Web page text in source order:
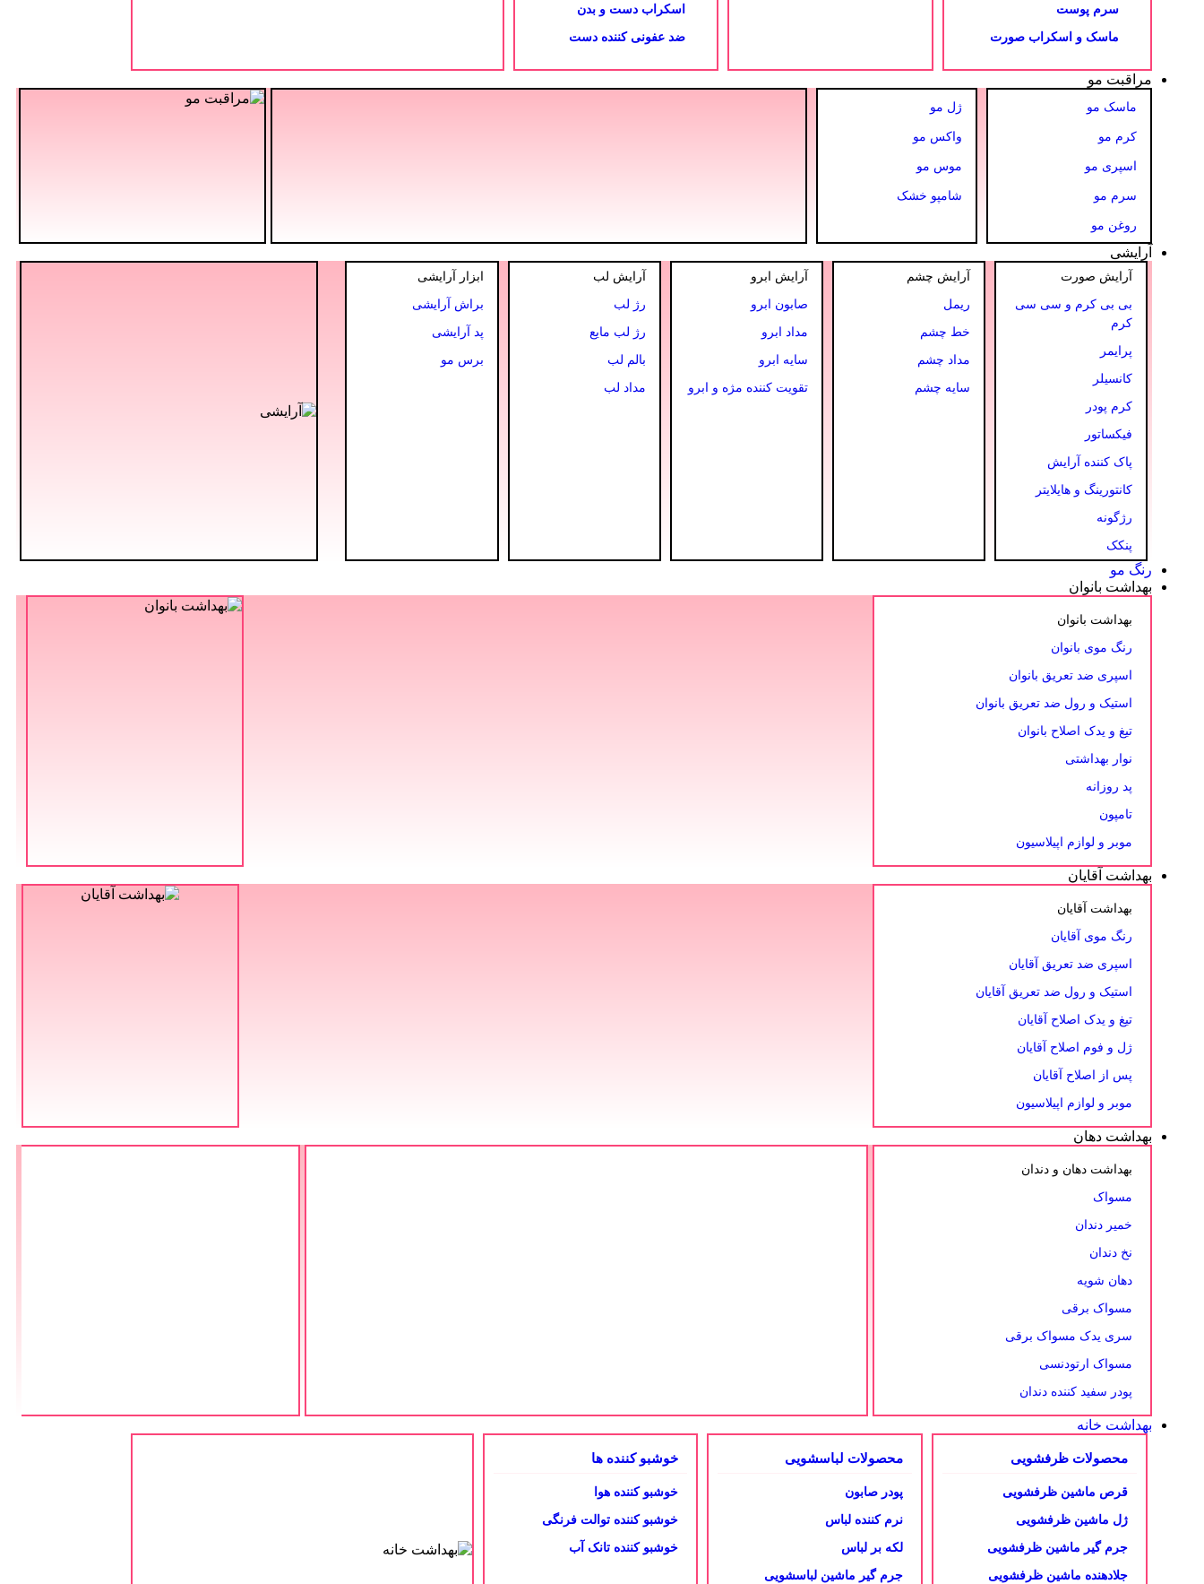
سرم پوست
ماسک و اسکراب صورت
اسکراب دست و بدن
ضد عفونی کننده دست
مراقبت مو
ماسک مو
کرم مو
اسپری مو
سرم مو
روغن مو
ژل مو
واکس مو
موس مو
شامپو خشک
آرایشی
آرایش صورت
بی بی کرم و سی سی
کرم
پرایمر
کانسیلر
کرم پودر
فیکساتور
پاک کننده آرایش
کانتورینگ و هایلایتر
رژگونه
پنکک
آرایش چشم
ریمل
خط چشم
مداد چشم
سایه چشم
آرایش ابرو
صابون ابرو
مداد ابرو
سایه ابرو
تقویت کننده مژه و ابرو
آرایش لب
رژ لب
رژ لب مایع
بالم لب
مداد لب
ابزار آرایشی
براش آرایشی
پد آرایشی
برس مو
رنگ مو
بهداشت بانوان
بهداشت بانوان
رنگ موی بانوان
اسپری ضد تعریق بانوان
استیک و رول ضد تعریق بانوان
تیغ و یدک اصلاح بانوان
نوار بهداشتی
پد روزانه
تامپون
موبر و لوازم اپیلاسیون
بهداشت آقایان
بهداشت آقایان
رنگ موی آقایان
اسپری ضد تعریق آقایان
استیک و رول ضد تعریق آقایان
تیغ و یدک اصلاح آقایان
ژل و فوم اصلاح آقایان
پس از اصلاح آقایان
موبر و لوازم اپیلاسیون
بهداشت دهان
بهداشت دهان و دندان
مسواک
خمیر دندان
نخ دندان
دهان شویه
مسواک برقی
سری یدک مسواک برقی
مسواک ارتودنسی
پودر سفید کننده دندان
بهداشت خانه
محصولات ظرفشویی
قرص ماشین ظرفشویی
ژل ماشین ظرفشویی
جرم گیر ماشین ظرفشویی
جلادهنده ماشین ظرفشویی
محصولات لباسشویی
پودر صابون
نرم کننده لباس
لکه بر لباس
جرم گیر ماشین لباسشویی
خوشبو کننده ها
خوشبو کننده هوا
خوشبو کننده توالت فرنگی
خوشبو کننده تانک آب